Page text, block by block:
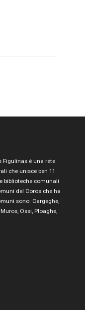
Figulinas è una rete
che unisce ben 11
biblioteche comunali
del Coros che ha
sono: Cargeghe,
Ossi, Ploaghe,